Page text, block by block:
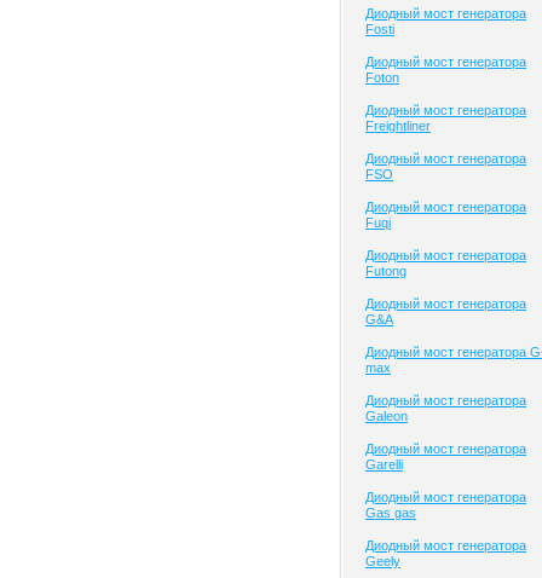
Диодный мост генератора
Fosti
Диодный мост генератора
Foton
Диодный мост генератора
Freightliner
Диодный мост генератора
FSO
Диодный мост генератора
Fuqi
Диодный мост генератора
Futong
Диодный мост генератора
G&A
Диодный мост генератора
max
Диодный мост генератора
Galeon
Диодный мост генератора
Garelli
Диодный мост генератора
Gas gas
Диодный мост генератора
Geely